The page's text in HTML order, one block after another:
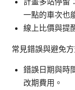
一點的車次也
線上比價與提
常見錯誤與避免
錯誤日期與時
改期費用。